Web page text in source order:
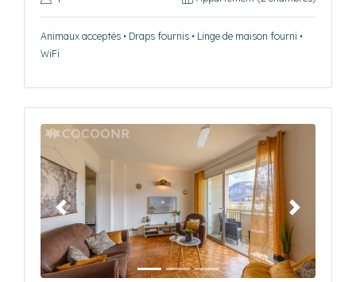
Animaux acceptés • Draps fournis • Linge de maison fourni •
WiFi
Précédent Suivant